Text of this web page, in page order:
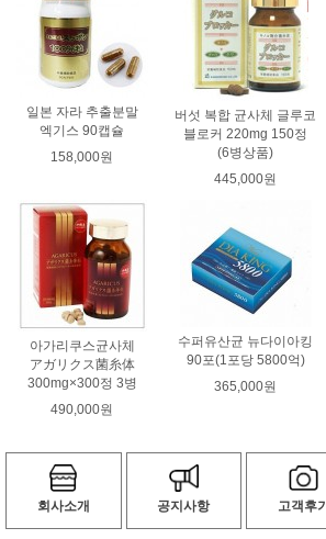
일본 자라 추출분말
엑기스 90캡슐
158,000원
버섯 복합 균사체 글루코
블로커 220mg 150정
(6병상품)
445,000원
아가리쿠스균사체
アガリクス菌糸体
300mg×300정 3병
490,000원
수퍼유산균 뉴다이아킹
90포(1포당 5800억)
365,000원
회사소개 공지사항 고객후기